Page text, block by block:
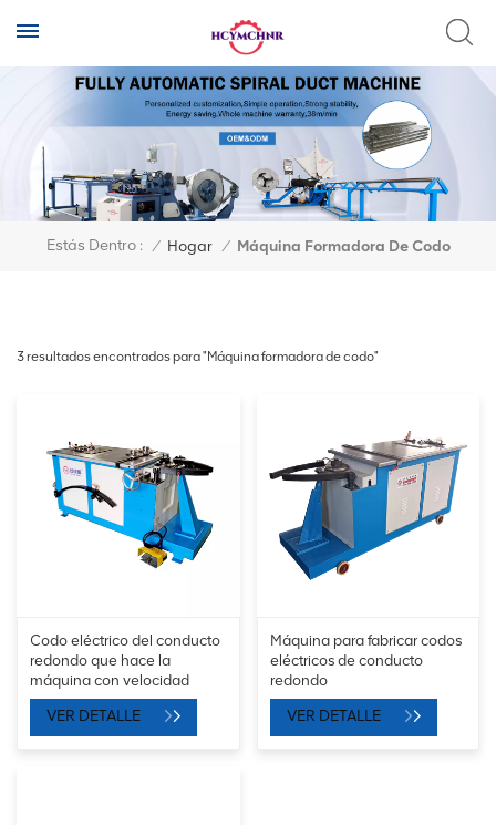
Estás Dentro : / Hogar / Máquina Formadora De Codo
3 resultados encontrados para "Máquina formadora de codo"
Codo eléctrico del conducto
redondo que hace la
máquina con velocidad
ajustable
VER DETALLE
Máquina para fabricar codos
eléctricos de conducto
redondo
VER DETALLE